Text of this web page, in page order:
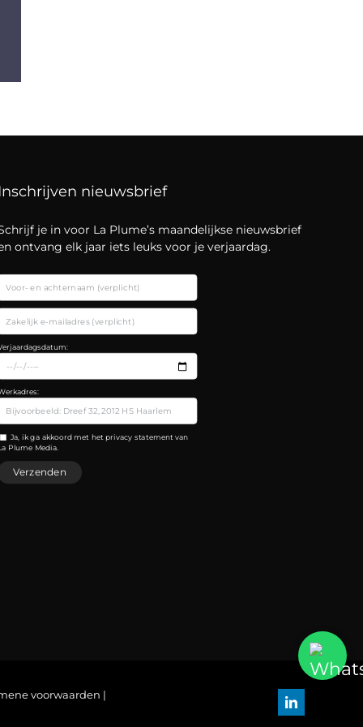
Inschrijven nieuwsbrief
je in voor La Plume’s maandelijkse nieuwsbrief
ontvang elk jaar iets leuks voor je verjaardag.
Ja, ik ga akkoord met het privacy statement van
Plume Media.
voorwaarden |
LinkedIn